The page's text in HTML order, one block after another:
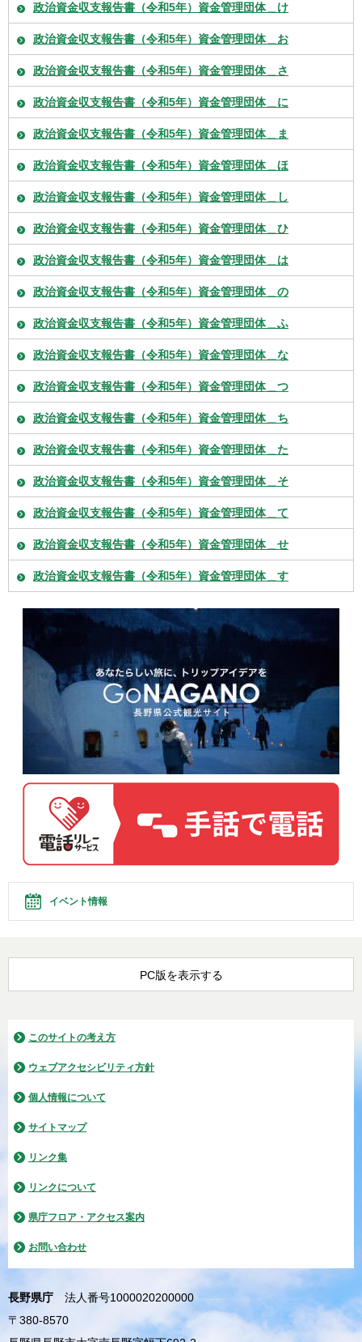
政治資金収支報告書（令和5年）資金管理団体＿け
政治資金収支報告書（令和5年）資金管理団体＿お
政治資金収支報告書（令和5年）資金管理団体＿さ
政治資金収支報告書（令和5年）資金管理団体＿に
政治資金収支報告書（令和5年）資金管理団体＿ま
政治資金収支報告書（令和5年）資金管理団体＿ほ
政治資金収支報告書（令和5年）資金管理団体＿し
政治資金収支報告書（令和5年）資金管理団体＿ひ
政治資金収支報告書（令和5年）資金管理団体＿は
政治資金収支報告書（令和5年）資金管理団体＿の
政治資金収支報告書（令和5年）資金管理団体＿ふ
政治資金収支報告書（令和5年）資金管理団体＿な
政治資金収支報告書（令和5年）資金管理団体＿つ
政治資金収支報告書（令和5年）資金管理団体＿ち
政治資金収支報告書（令和5年）資金管理団体＿た
政治資金収支報告書（令和5年）資金管理団体＿そ
政治資金収支報告書（令和5年）資金管理団体＿て
政治資金収支報告書（令和5年）資金管理団体＿せ
政治資金収支報告書（令和5年）資金管理団体＿す
イベント情報
PC版を表示する
このサイトの考え方
ウェブアクセシビリティ方針
個人情報について
サイトマップ
リンク集
リンクについて
県庁フロア・アクセス案内
お問い合わせ
長野県庁
法人番号1000020200000
〒380-8570